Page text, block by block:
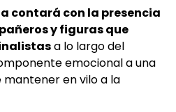
contará con la presencia
y figuras que
a lo largo del
emocional a una
en vilo a la